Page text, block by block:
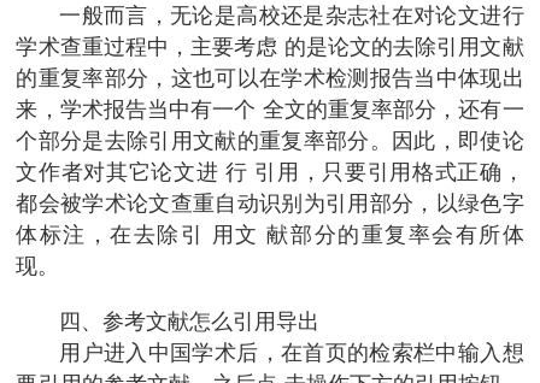
一般而言，无论是高校还是杂志社在对论文进行
学术查重过程中，主要考虑 的是论文的去除引用文献
的重复率部分，这也可以在学术检测报告当中体现出
来，学术报告当中有一个 全文的重复率部分，还有一
个部分是去除引用文献的重复率部分。因此，即使论
文作者对其它论文进 行 引用，只要引用格式正确，
都会被学术论文查重自动识别为引用部分，以绿色字
体标注，在去除引 用文 献部分的重复率会有所体
现。
四、参考文献怎么引用导出
用户进入中国学术后，在首页的检索栏中输入想